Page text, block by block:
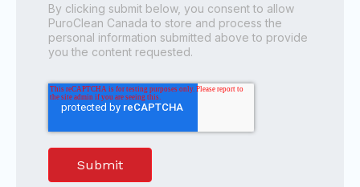
By clicking submit below, you consent to allow
PuroClean Canada to store and process the
personal information submitted above to provide
you the content requested.